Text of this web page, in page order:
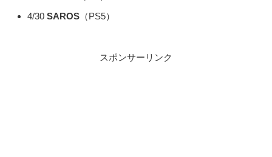
4/30 SAROS （PS5）
スポンサーリンク